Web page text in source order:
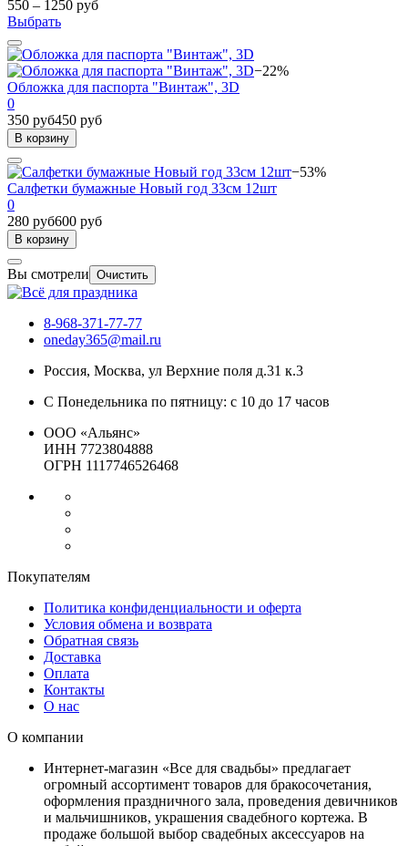
550 – 1250 руб
Выбрать
−22%
Обложка для паспорта "Винтаж", 3D
0
350 руб450 руб
В корзину
−53%
Салфетки бумажные Новый год 33см 12шт
0
280 руб600 руб
В корзину
Вы смотрели Очистить
8-968-371-77-77
oneday365@mail.ru
Россия, Москва, ул Верхние поля д.31 к.3
С Понедельника по пятницу: с 10 до 17 часов
ООО «Альянс»
ИНН 7723804888
ОГРН 1117746526468
Покупателям
Политика конфиденциальности и оферта
Условия обмена и возврата
Обратная связь
Доставка
Оплата
Контакты
О нас
О компании
Интернет-магазин «Все для свадьбы» предлагает
огромный ассортимент товаров для бракосочетания,
оформления праздничного зала, проведения девичников
и мальчишников, украшения свадебного кортежа. В
продаже большой выбор свадебных аксессуаров на